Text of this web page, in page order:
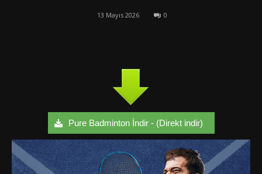
13 Mayıs 2026 0
Pure Badminton İndir - (Direkt indir)